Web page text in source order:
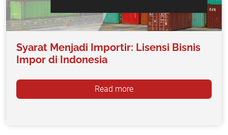
Syarat Menjadi Importir: Lisensi Bisnis
Impor di Indonesia
Read more